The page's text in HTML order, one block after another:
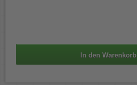
In den Warenkorb